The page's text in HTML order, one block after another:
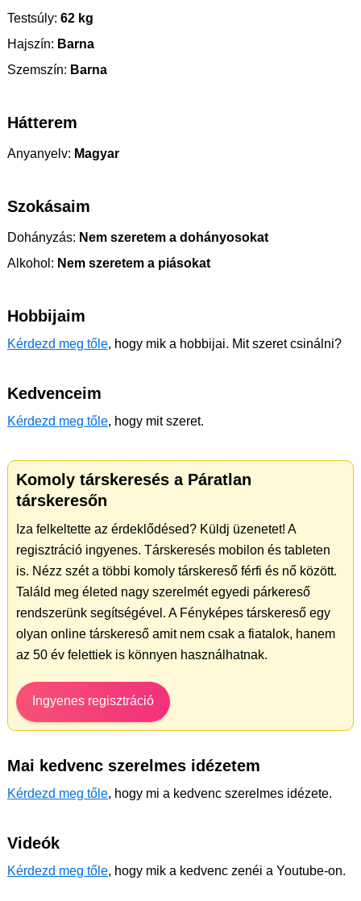
Testsúly: 62 kg
Hajszín: Barna
Szemszín: Barna
Hátterem
Anyanyelv: Magyar
Szokásaim
Dohányzás: Nem szeretem a dohányosokat
Alkohol: Nem szeretem a piásokat
Hobbijaim
Kérdezd meg tőle, hogy mik a hobbijai. Mit szeret csinálni?
Kedvenceim
Kérdezd meg tőle, hogy mit szeret.
Komoly társkeresés a Páratlan
társkeresőn
Iza felkeltette az érdeklődésed? Küldj üzenetet! A
regisztráció ingyenes. Társkeresés mobilon és tableten
is. Nézz szét a többi komoly társkereső férfi és nő között.
Találd meg életed nagy szerelmét egyedi párkereső
rendszerünk segítségével. A Fényképes társkereső egy
olyan online társkereső amit nem csak a fiatalok, hanem
az 50 év felettiek is könnyen használhatnak.
Ingyenes regisztráció
Mai kedvenc szerelmes idézetem
Kérdezd meg tőle, hogy mi a kedvenc szerelmes idézete.
Videók
Kérdezd meg tőle, hogy mik a kedvenc zenéi a Youtube-on.